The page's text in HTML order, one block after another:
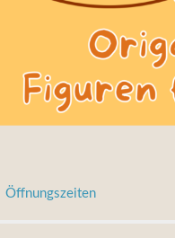
Öffnungszeiten